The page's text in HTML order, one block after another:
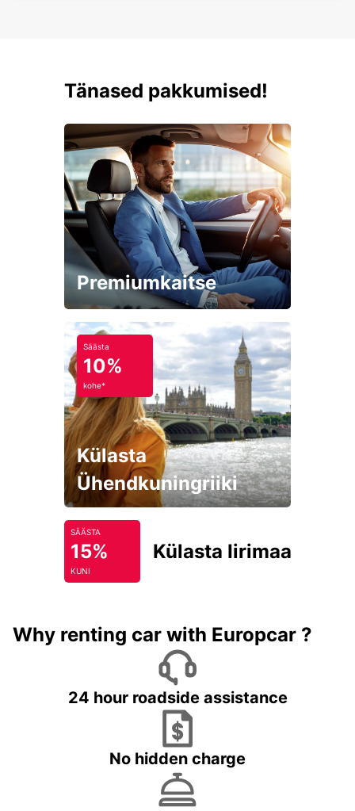
Tänased pakkumised!
Premiumkaitse
Säästa
10%
kohe*
Külasta
Ühendkuningriiki
SÄÄSTA
15%
KUNI
Külasta Iirimaad
Why renting car with Europcar ?
24 hour roadside assistance
No hidden charge